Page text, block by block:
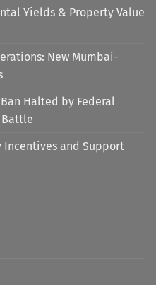
Yields & Property Value
New Mumbai-
Halted by Federal
Battle
Incentives and Support